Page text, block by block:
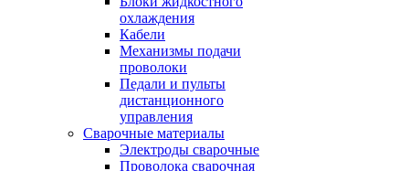
охлаждения
Кабели
Механизмы подачи
проволоки
Педали и пульты
дистанционного
управления
Сварочные материалы
Электроды сварочные
Проволока сварочная